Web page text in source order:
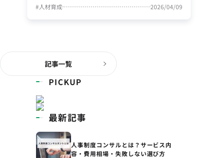
#人材育成 2026/04/09
記事一覧
PICKUP
最新記事
人事制度コンサルとは？サービス内
容・費用相場・失敗しない選び方